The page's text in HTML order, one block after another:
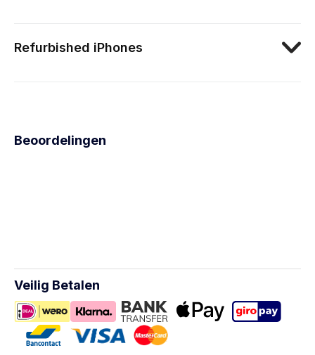
Refurbished iPhones
Beoordelingen
Veilig Betalen